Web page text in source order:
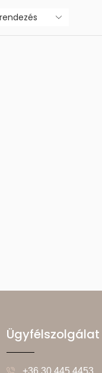
Ügyfélszolgálat
+36 30 445 4453